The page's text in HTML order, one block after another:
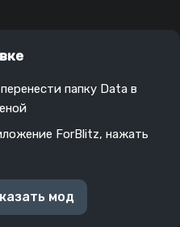
папку Data в
ForBlitz, нажать
мод